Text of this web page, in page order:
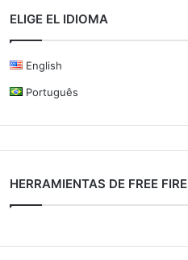
ELIGE EL IDIOMA
English
Português
HERRAMIENTAS DE FREE FIRE